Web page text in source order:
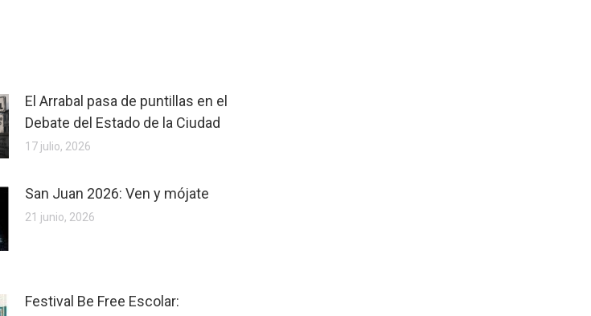
El Arrabal pasa de puntillas en el
Debate del Estado de la Ciudad
17 julio, 2026
San Juan 2026: Ven y mójate
21 junio, 2026
Festival Be Free Escolar: